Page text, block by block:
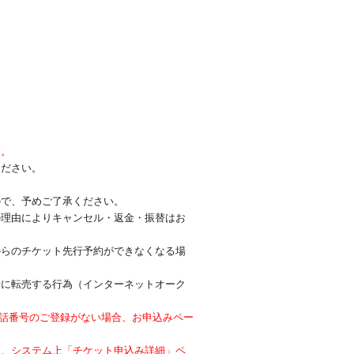
さい。
、予めご了承ください。
由によりキャンセル・返金・振替はお
のチケット先行予約ができなくなる場
転売する行為（インターネットオーク
番号のご登録がない場合、お申込みペー
システム上「チケット申込み詳細」ペ